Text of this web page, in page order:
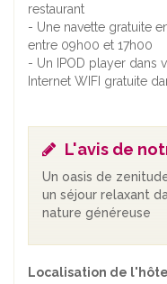
restaurant
- Une navette gratuite
entre 09h00 et 17h00
- Un IPOD player dans
Internet WIFI gratuite
L'avis de
Un oasis de
un séjour relaxant
nature généreuse
Localisation de